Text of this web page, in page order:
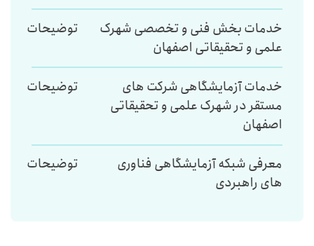
خدمات بخش فنی و تخصصی شهرک
علمی و تحقیقاتی اصفهان
توضیحات
خدمات آزمایشگاهی شرکت های
مستقر در شهرک علمی و تحقیقاتی
اصفهان
توضیحات
معرفی شبکه آزمایشگاهی فناوری
های راهبردی
توضیحات